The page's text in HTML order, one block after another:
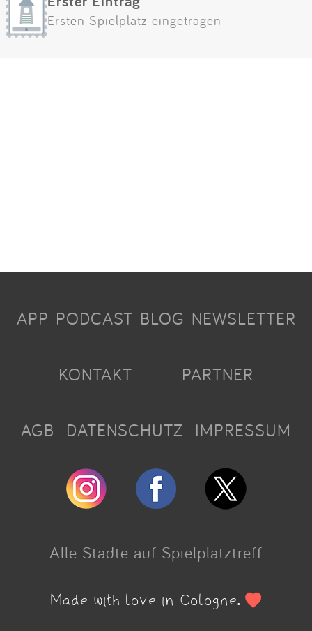
Ersten Spielplatz eingetragen
APP PODCAST BLOG NEWSLETTER
KONTAKT PARTNER
AGB DATENSCHUTZ IMPRESSUM
Alle Städte auf Spielplatztreff
Made with love in Cologne.